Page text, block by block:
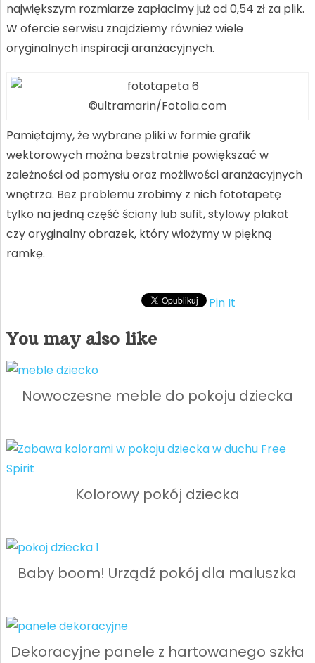
największym rozmiarze zapłacimy już od 0,54 zł za plik.
W ofercie serwisu znajdziemy również wiele
oryginalnych inspiracji aranżacyjnych.
©ultramarin/Fotolia.com
Pamiętajmy, że wybrane pliki w formie grafik
wektorowych można bezstratnie powiększać w
zależności od pomysłu oraz możliwości aranżacyjnych
wnętrza. Bez problemu zrobimy z nich fototapetę
tylko na jedną część ściany lub sufit, stylowy plakat
czy oryginalny obrazek, który włożymy w piękną
ramkę.
Pin It
You may also like
Nowoczesne meble do pokoju dziecka
Kolorowy pokój dziecka
Baby boom! Urządź pokój dla maluszka
Dekoracyjne panele z hartowanego szkła